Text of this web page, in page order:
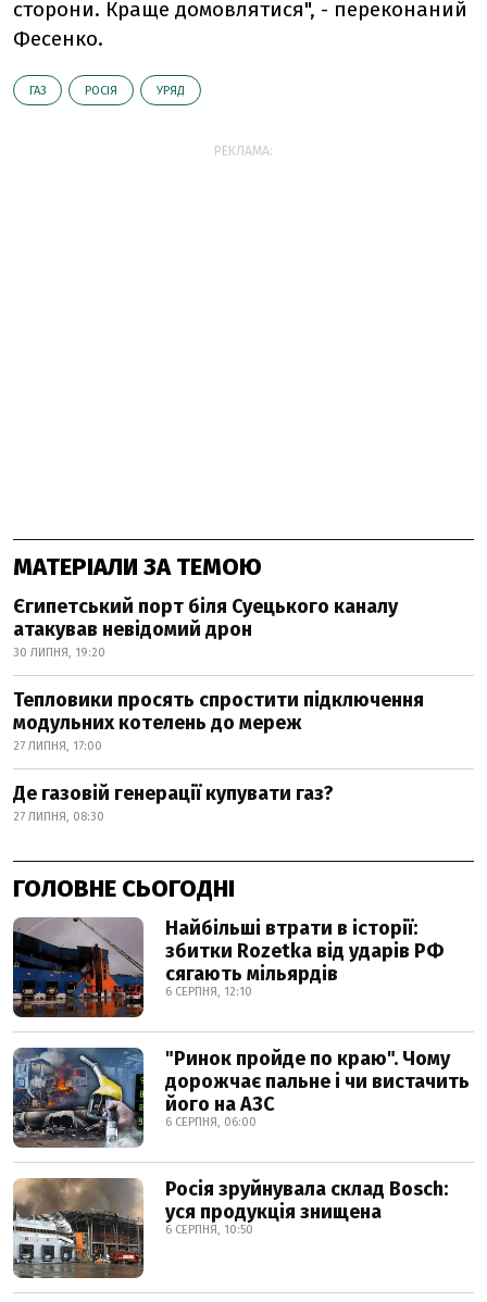
сторони. Краще домовлятися", - переконаний
Фесенко.
ГАЗ РОСІЯ УРЯД
РЕКЛАМА:
МАТЕРІАЛИ ЗА ТЕМОЮ
Єгипетський порт біля Суецького каналу
атакував невідомий дрон
30 ЛИПНЯ, 19:20
Тепловики просять спростити підключення
модульних котелень до мереж
27 ЛИПНЯ, 17:00
Де газовій генерації купувати газ?
27 ЛИПНЯ, 08:30
ГОЛОВНЕ СЬОГОДНІ
Найбільші втрати в історії:
збитки Rozetka від ударів РФ
сягають мільярдів
6 СЕРПНЯ, 12:10
"Ринок пройде по краю". Чому
дорожчає пальне і чи вистачить
його на АЗС
6 СЕРПНЯ, 06:00
Росія зруйнувала склад Bosch:
уся продукція знищена
6 СЕРПНЯ, 10:50